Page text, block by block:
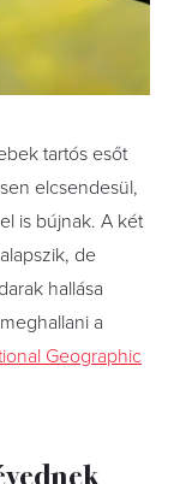
tartós esőt
elcsendesül,
is bújnak. A két
de
hallása
a
Geographic